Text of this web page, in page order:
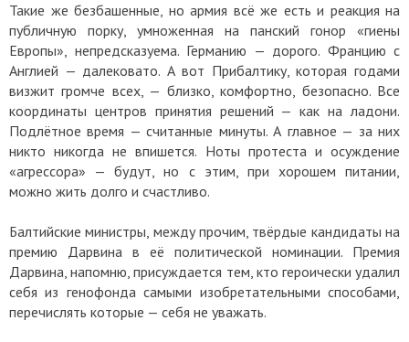
Такие же безбашенные, но армия всё же есть и реакция на
публичную порку, умноженная на панский гонор «гиены
Европы», непредсказуема. Германию — дорого. Францию с
Англией — далековато. А вот Прибалтику, которая годами
визжит громче всех, — близко, комфортно, безопасно. Все
координаты центров принятия решений — как на ладони.
Подлётное время — считанные минуты. А главное — за них
никто никогда не впишется. Ноты протеста и осуждение
«агрессора» — будут, но с этим, при хорошем питании,
можно жить долго и счастливо.
Балтийские министры, между прочим, твёрдые кандидаты на
премию Дарвина в её политической номинации. Премия
Дарвина, напомню, присуждается тем, кто героически удалил
себя из генофонда самыми изобретательными способами,
перечислять которые — себя не уважать.